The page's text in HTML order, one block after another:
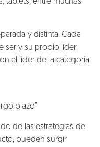
y distinta. Cada
ser y su propio líder,
el líder de la categoría
plazo”
de las estrategias de
pueden surgir